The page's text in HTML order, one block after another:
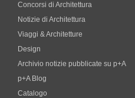
Concorsi di Architettura
Notizie di Architettura
Viaggi & Architetture
Design
Archivio notizie pubblicate su p+A
p+A Blog
Catalogo